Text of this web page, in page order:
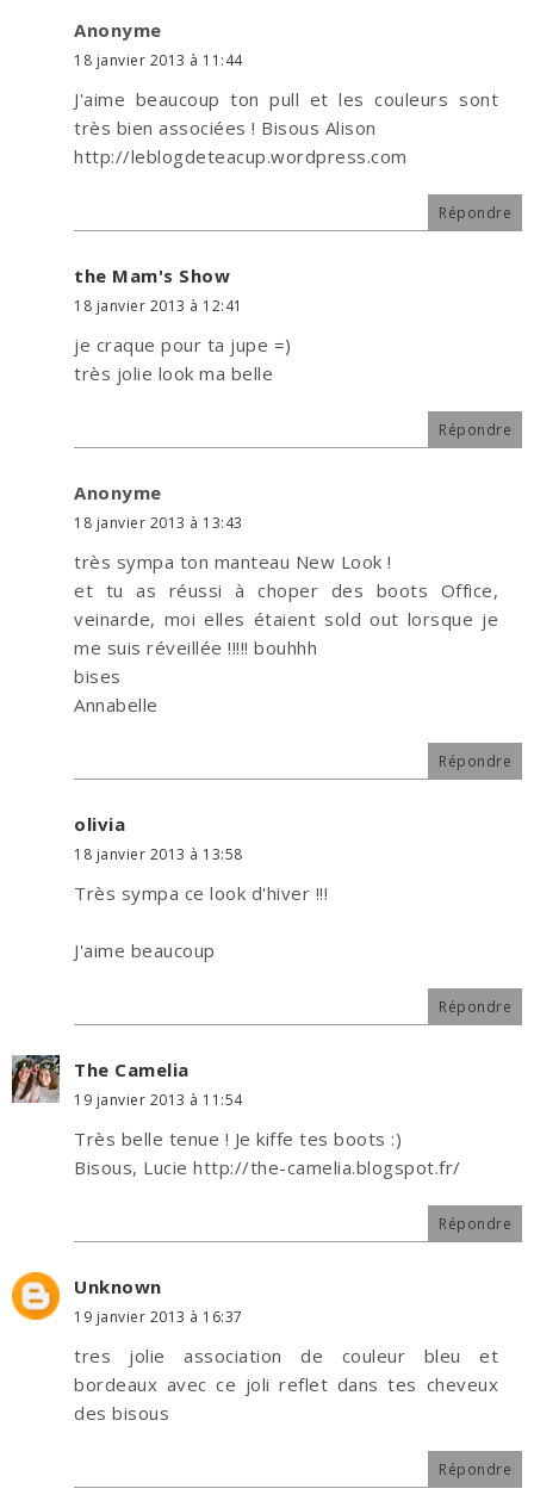
Anonyme
18 janvier 2013 à 11:44
J'aime beaucoup ton pull et les couleurs sont
très bien associées ! Bisous Alison
http://leblogdeteacup.wordpress.com
Répondre
the Mam's Show
18 janvier 2013 à 12:41
je craque pour ta jupe =)
très jolie look ma belle
Répondre
Anonyme
18 janvier 2013 à 13:43
très sympa ton manteau New Look !
et tu as réussi à choper des boots Office,
veinarde, moi elles étaient sold out lorsque je
me suis réveillée !!!!! bouhhh
bises
Annabelle
Répondre
olivia
18 janvier 2013 à 13:58
Très sympa ce look d'hiver !!!
J'aime beaucoup
Répondre
The Camelia
19 janvier 2013 à 11:54
Très belle tenue ! Je kiffe tes boots :)
Bisous, Lucie http://the-camelia.blogspot.fr/
Répondre
Unknown
19 janvier 2013 à 16:37
tres jolie association de couleur bleu et
bordeaux avec ce joli reflet dans tes cheveux
des bisous
Répondre